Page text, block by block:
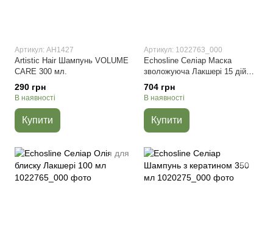
Артикул: АН1427
Artistic Hair Шампунь VOLUME
CARE 300 мл.
290 грн
В наявності
Купити
Артикул: 1022763_000
Echosline Селіар Маска
зволожуюча Лакшері 15 дій
300 мл
704 грн
В наявності
Купити